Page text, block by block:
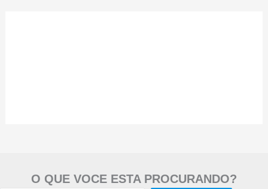
O QUE VOCE ESTA PROCURANDO?